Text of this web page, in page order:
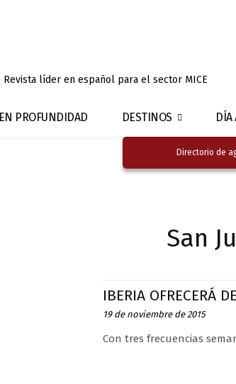
Revista líder en español para el sector MICE
EN PROFUNDIDAD DESTINOS DÍA
Directorio de
San
IBERIA OFRECERÁ
19 de noviembre de 2015
Con tres frecuencias